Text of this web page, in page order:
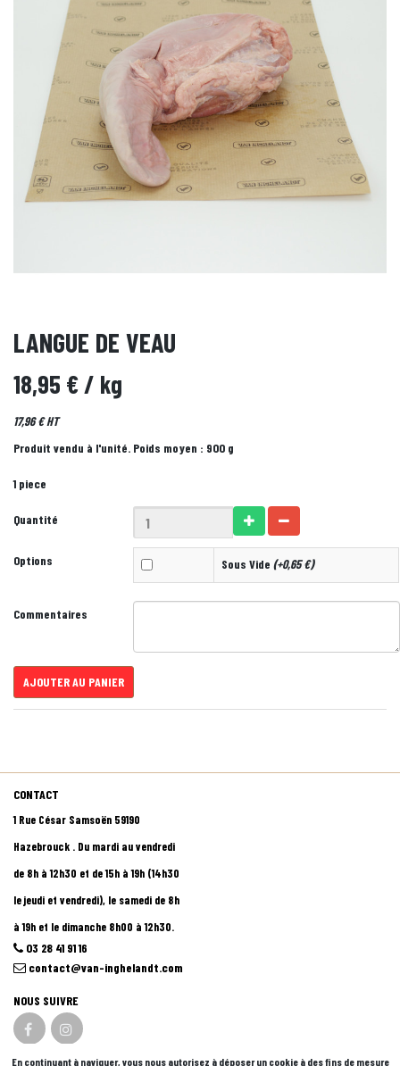
LANGUE DE VEAU
18,95 €/ kg
17,96 € HT
Produit vendu à l'unité. Poids moyen : 900 g
1 piece
Quantité
Options Sous Vide (+0,65 €)
Commentaires
AJOUTER AU PANIER
CONTACT
1 Rue César Samsoën 59190
Hazebrouck . Du mardi au vendredi
de 8h à 12h30 et de 15h à 19h (14h30
le jeudi et vendredi), le samedi de 8h
à 19h et le dimanche 8h00 à 12h30.
03 28 41 91 16
contact@van-inghelandt.com
NOUS SUIVRE
En continuant à naviguer, vous nous autorisez à déposer un cookie à des fins de mesure